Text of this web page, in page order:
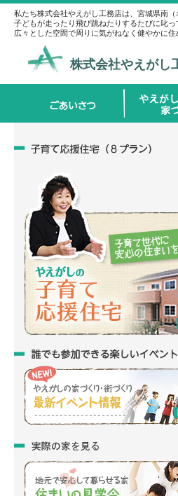
私たち株式会社やえがし工務店は、宮城県南
子どもが走ったり飛び跳ねたりするたびに叱
広々とした空間で周りに気がねなく健やかに
株式会社やえがし